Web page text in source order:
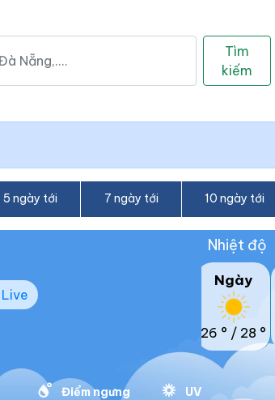
Tìm
kiếm
5 ngày tới 7 ngày tới 10 ngày tới
Live
Điểm ngưng
UV
Nhiệt độ
Ngày
26 ° / 28 °